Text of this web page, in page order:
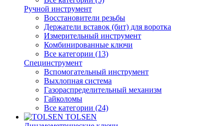
Ручной инструмент
Восстановители резьбы
Держатели вставок (бит) для воротка
Измерительный инструмент
Комбинированные ключи
Все категории (13)
Специнструмент
Вспомогательный инструмент
Выхлопная система
Газораспределительный механизм
Гайколомы
Все категории (24)
TOLSEN